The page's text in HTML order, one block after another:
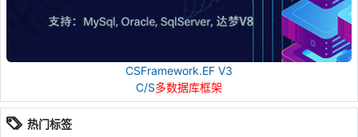
CSFramework.EF V3
C/S多数据库框架
热门标签